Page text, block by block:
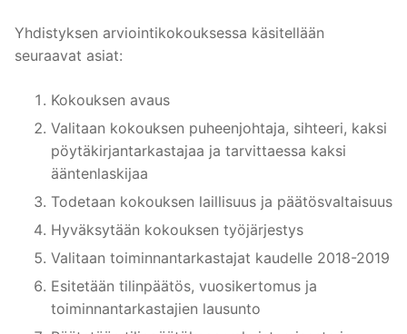
Yhdistyksen arviointikokouksessa käsitellään
seuraavat asiat:
Kokouksen avaus
Valitaan kokouksen puheenjohtaja, sihteeri, kaksi
pöytäkirjantarkastajaa ja tarvittaessa kaksi
ääntenlaskijaa
Todetaan kokouksen laillisuus ja päätösvaltaisuus
Hyväksytään kokouksen työjärjestys
Valitaan toiminnantarkastajat kaudelle 2018-2019
Esitetään tilinpäätös, vuosikertomus ja
toiminnantarkastajien lausunto